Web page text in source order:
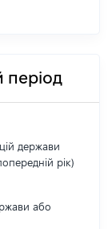
період
держави
рік)
або